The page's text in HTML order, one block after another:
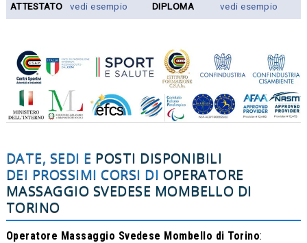
ATTESTATO vedi esempio DIPLOMA vedi esempio
DATE, SEDI E POSTI DISPONIBILI
DEI PROSSIMI CORSI DI OPERATORE
MASSAGGIO SVEDESE MOMBELLO DI
TORINO
Operatore Massaggio Svedese Mombello di Torino: